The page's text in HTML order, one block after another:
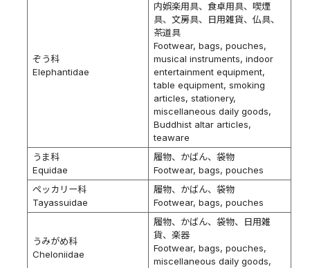
ぞう科
Elephantidae
内娯楽用具、食卓用具、喫煙
具、文房具、日用雑貨、仏具、
茶道具
Footwear, bags, pouches,
musical instruments, indoor
entertainment equipment,
table equipment, smoking
articles, stationery,
miscellaneous daily goods,
Buddhist altar articles,
teaware
うま科
Equidae
履物、かばん、袋物
Footwear, bags, pouches
ペッカリー科
Tayassuidae
履物、かばん、袋物
Footwear, bags, pouches
うみがめ科
Cheloniidae
履物、かばん、袋物、日用雑
貨、楽器
Footwear, bags, pouches,
miscellaneous daily goods,